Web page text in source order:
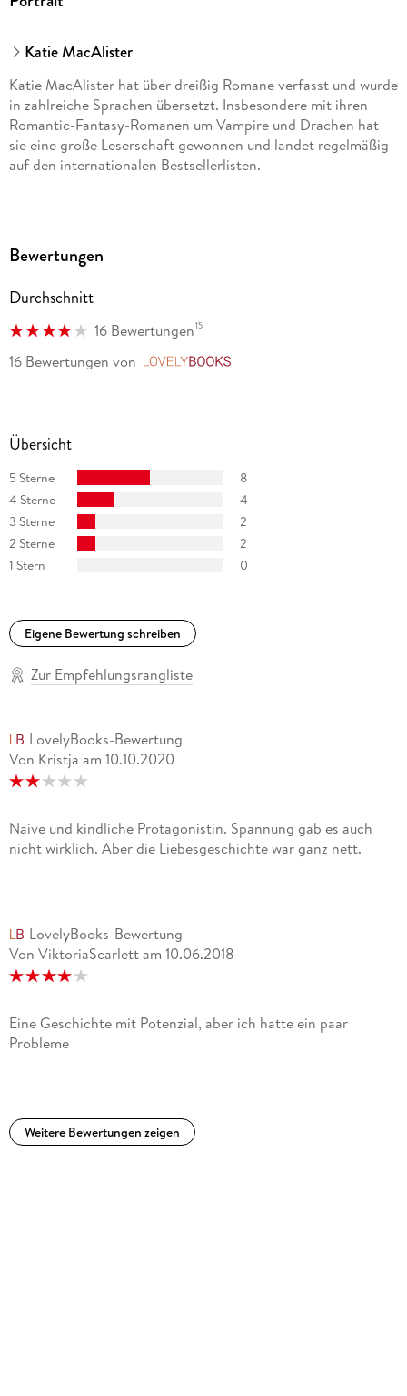
Katie MacAlister
Katie MacAlister hat über dreißig Romane verfasst und wurde
in zahlreiche Sprachen übersetzt. Insbesondere mit ihren
Romantic-Fantasy-Romanen um Vampire und Drachen hat
sie eine große Leserschaft gewonnen und landet regelmäßig
auf den internationalen Bestsellerlisten.
Bewertungen
Durchschnitt
16 Bewertungen15
16 Bewertungen von
Übersicht
5 Sterne
8
4 Sterne
4
3 Sterne
2
2 Sterne
2
1 Stern
0
Eigene Bewertung schreiben
Zur Empfehlungsrangliste
LovelyBooks-Bewertung
Von Kristja am 10.10.2020
Naive und kindliche Protagonistin. Spannung gab es auch
nicht wirklich. Aber die Liebesgeschichte war ganz nett.
LovelyBooks-Bewertung
Von ViktoriaScarlett am 10.06.2018
Eine Geschichte mit Potenzial, aber ich hatte ein paar
Probleme
Weitere Bewertungen zeigen